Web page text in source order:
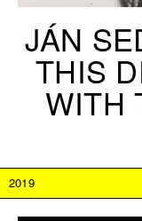
JÁN
THIS
WITH
2019